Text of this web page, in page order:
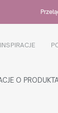
INSPIRACJE
O